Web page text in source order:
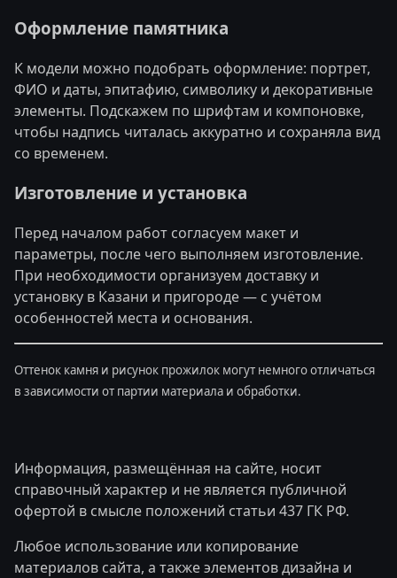
Оформление памятника
К модели можно подобрать оформление: портрет,
ФИО и даты, эпитафию, символику и декоративные
элементы. Подскажем по шрифтам и компоновке,
чтобы надпись читалась аккуратно и сохраняла вид
со временем.
Изготовление и установка
Перед началом работ согласуем макет и
параметры, после чего выполняем изготовление.
При необходимости организуем доставку и
установку в Казани и пригороде — с учётом
особенностей места и основания.
Оттенок камня и рисунок прожилок могут немного отличаться
в зависимости от партии материала и обработки.
Информация, размещённая на сайте, носит
справочный характер и не является публичной
офертой в смысле положений статьи 437 ГК РФ.
Любое использование или копирование
материалов сайта, а также элементов дизайна и